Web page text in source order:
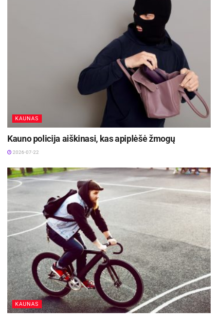
KAUNAS
Kauno policija aiškinasi, kas apiplėšė žmogų
2026-07-22
KAUNAS